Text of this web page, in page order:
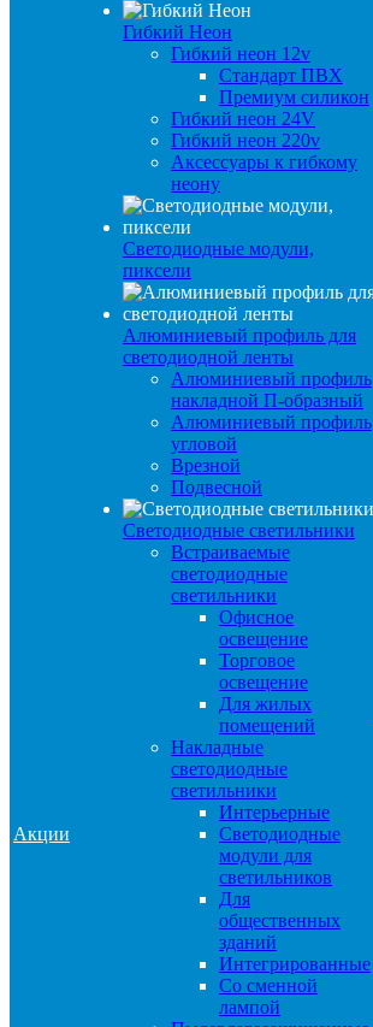
Акции
Гибкий Неон
Гибкий неон 12v
Стандарт ПВХ
Премиум силикон
Гибкий неон 24V
Гибкий неон 220v
Аксессуары к гибкому
неону
Светодиодные модули,
пиксели
Алюминиевый профиль для
светодиодной ленты
Алюминиевый профиль
накладной П-образный
Алюминиевый профиль
угловой
Врезной
Подвесной
Светодиодные светильники
Встраиваемые
светодиодные
светильники
Офисное
освещение
Торговое
освещение
Для жилых
помещений
Накладные
светодиодные
светильники
Интерьерные
Светодиодные
модули для
светильников
Для
общественных
зданий
Интегрированные
Со сменной
лампой